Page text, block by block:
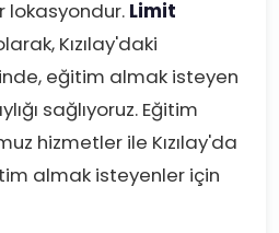
lokasyondur. Limit
Kızılay'daki
eğitim almak isteyen
sağlıyoruz. Eğitim
hizmetler ile Kızılay'da
almak isteyenler için